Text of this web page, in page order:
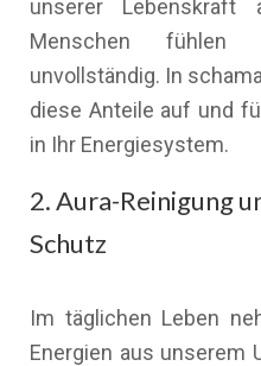
unserer Lebenskraft
Menschen
unvollständig. In
diese Anteile auf und
in Ihr Energiesystem.
2. Aura-Reinigung
Schutz
Im täglichen Leben
Energien aus unserem